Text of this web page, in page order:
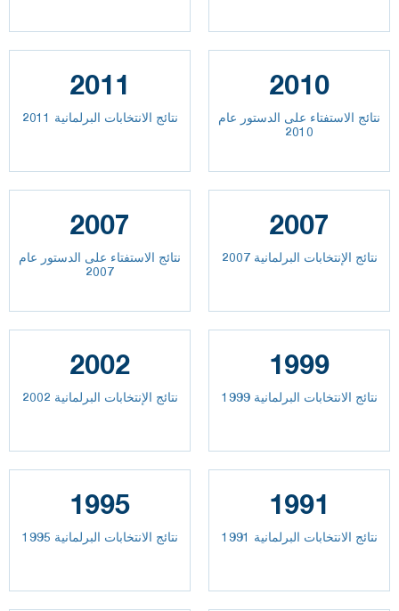
2011
نتائج الانتخابات البرلمانية 2011
2010
نتائج الاستفتاء على الدستور عام
2010
2007
نتائج الاستفتاء على الدستور عام
2007
2007
نتائج الإنتخابات البرلمانية 2007
2002
نتائج الإنتخابات البرلمانية 2002
1999
نتائج الانتخابات البرلمانية 1999
1995
نتائج الانتخابات البرلمانية 1995
1991
نتائج الانتخابات البرلمانية 1991